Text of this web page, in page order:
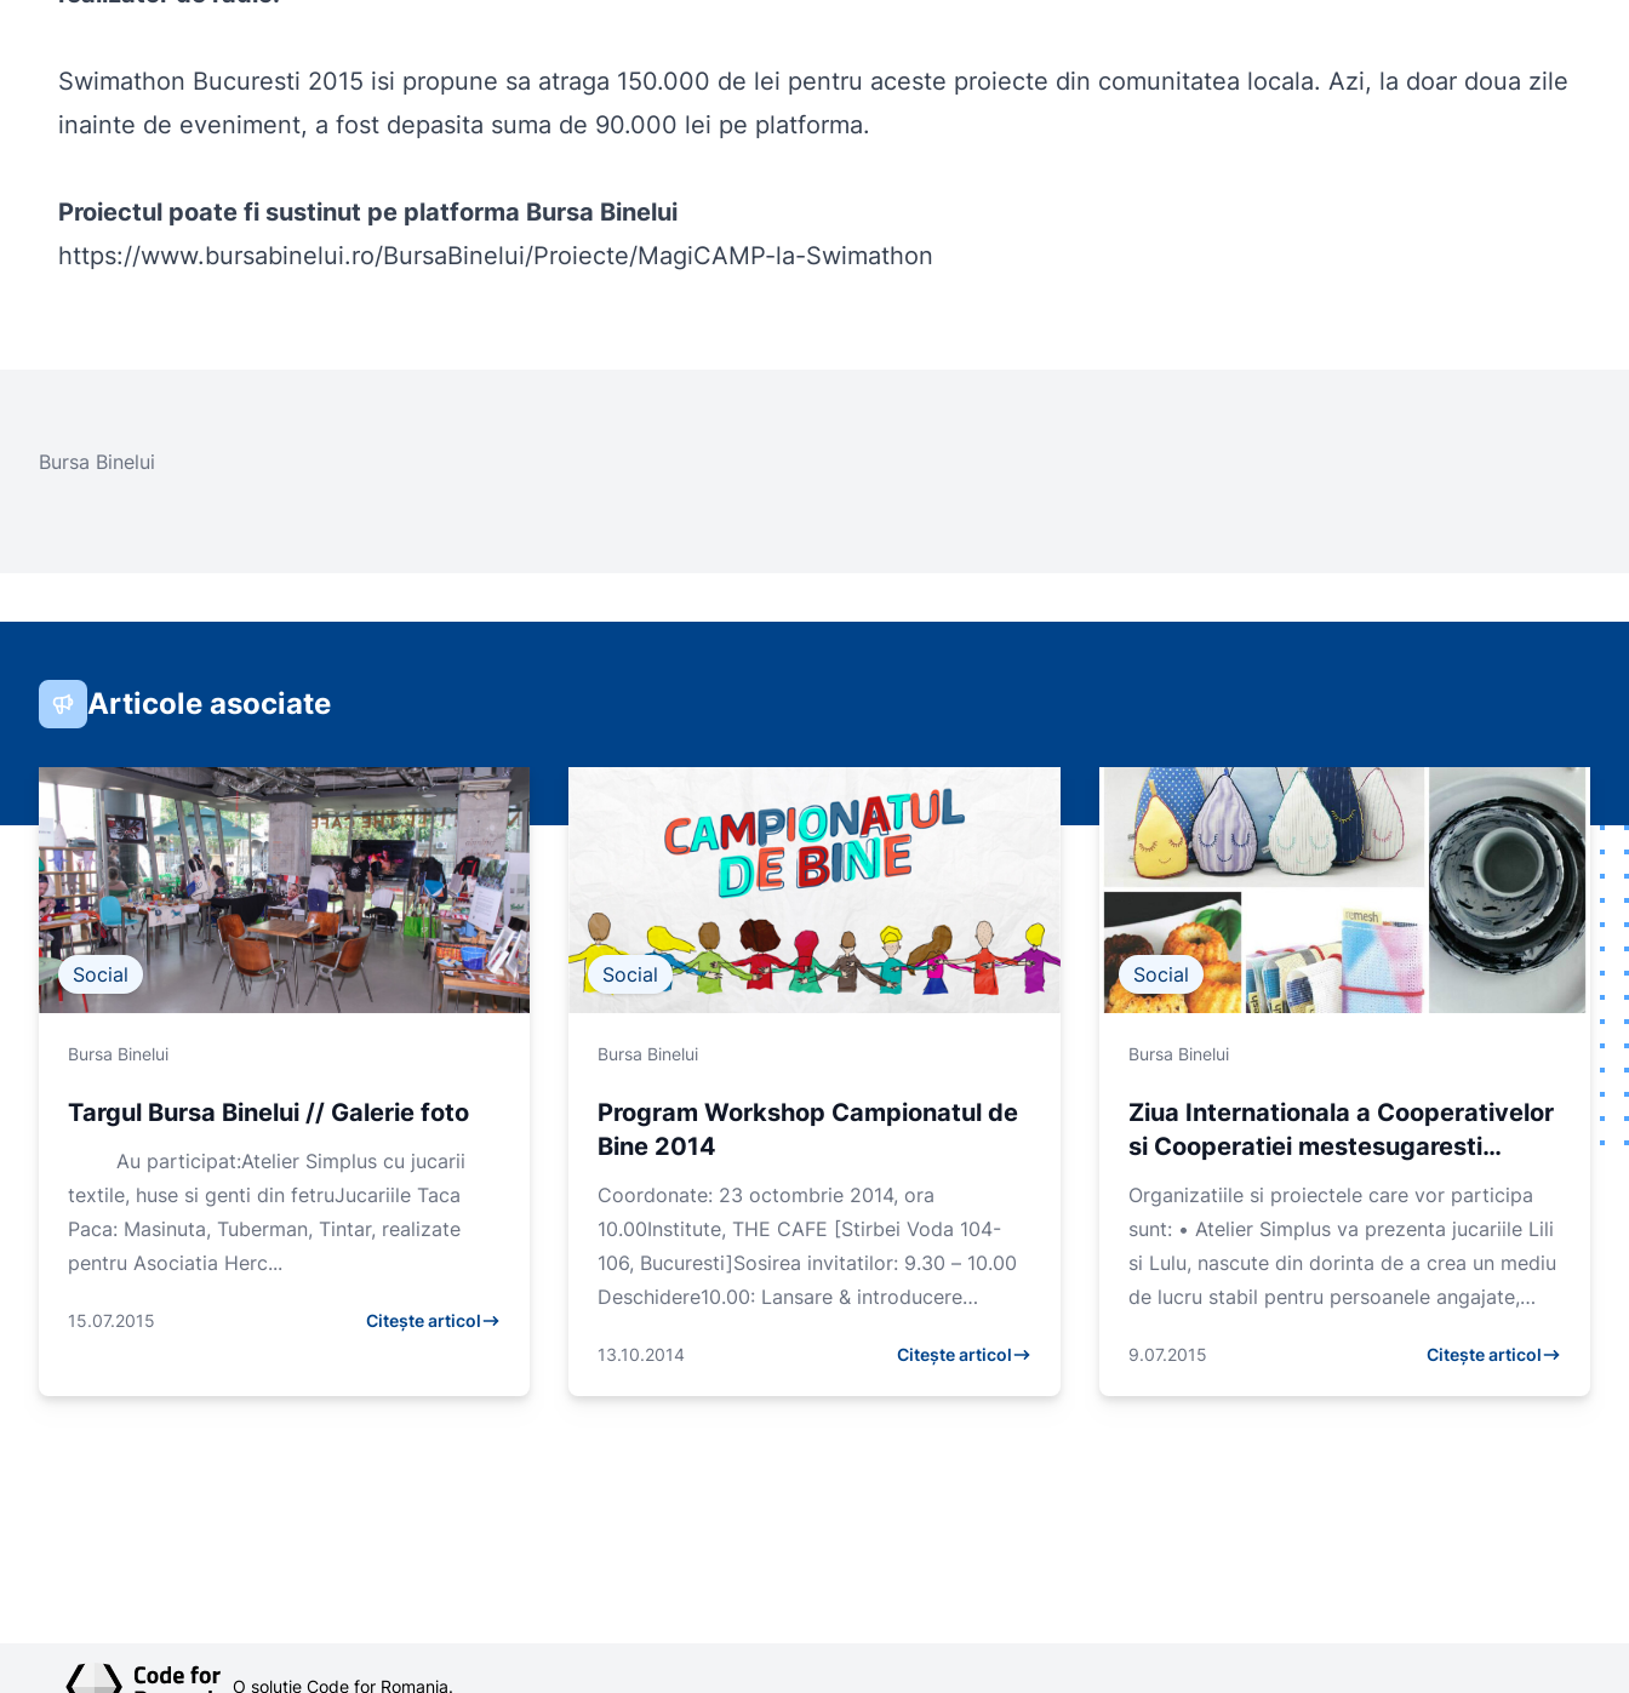
Swimathon Bucuresti 2015 isi propune sa atraga 150.000 de lei pentru aceste proiecte din comunitatea locala. Azi, la doar doua zile
inainte de eveniment, a fost depasita suma de 90.000 lei pe platforma.
Proiectul poate fi sustinut pe platforma Bursa Binelui
https://www.bursabinelui.ro/BursaBinelui/Proiecte/MagiCAMP-la-Swimathon
Bursa Binelui
Articole asociate
Social
Bursa Binelui
Targul Bursa Binelui // Galerie foto
Au participat:Atelier Simplus cu jucarii
textile, huse si genti din fetruJucariile Taca
Paca: Masinuta, Tuberman, Tintar, realizate
pentru Asociatia Herc...
15.07.2015 Citește articol
Social
Bursa Binelui
Program Workshop Campionatul de
Bine 2014
Coordonate: 23 octombrie 2014, ora
10.00Institute, THE CAFE [Stirbei Voda 104-
106, Bucuresti]Sosirea invitatilor: 9.30 – 10.00
Deschidere10.00: Lansare & introducere
13.10.2014 Citește articol
Social
Bursa Binelui
Ziua Internationala a Cooperativelor
si Cooperatiei mestesugaresti
Organizatiile si proiectele care vor participa
sunt: • Atelier Simplus va prezenta jucariile Lili
si Lulu, nascute din dorinta de a crea un mediu
de lucru stabil pentru persoanele angajate,
9.07.2015 Citește articol
O soluție Code for Romania.